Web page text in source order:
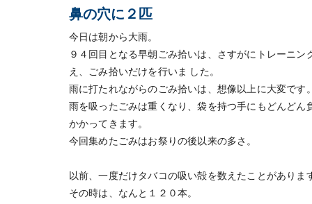
鼻の穴に２匹
今日は朝から大雨。
９４回目となる早朝ごみ拾いは、さすがにトレーニン
え、ごみ拾いだけを行いま した。
雨に打たれながらのごみ拾いは、想像以上に大変です。
雨を吸ったごみは重くなり、袋を持つ手にもどんどん
かかってきます。
今回集めたごみはお祭りの後以来の多さ。
以前、一度だけタバコの吸い殻を数えたことがありま
その時は、なんと１２０本。